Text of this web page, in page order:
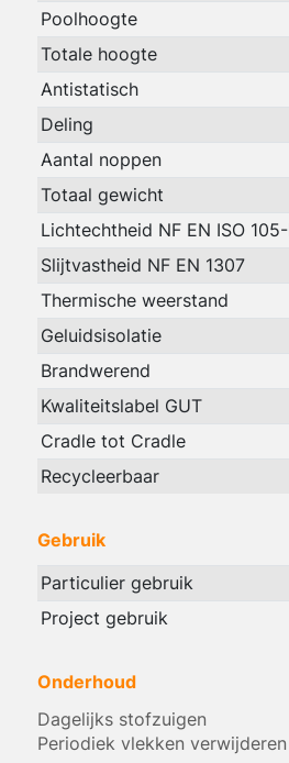
Poolhoogte
Totale hoogte
Antistatisch
Deling
Aantal noppen
Totaal gewicht
Lichtechtheid NF EN ISO
Slijtvastheid NF EN 1307
Thermische weerstand
Geluidsisolatie
Brandwerend
Kwaliteitslabel GUT
Cradle tot Cradle
Recycleerbaar
Gebruik
Particulier gebruik
Project gebruik
Onderhoud
Dagelijks stofzuigen
Periodiek vlekken